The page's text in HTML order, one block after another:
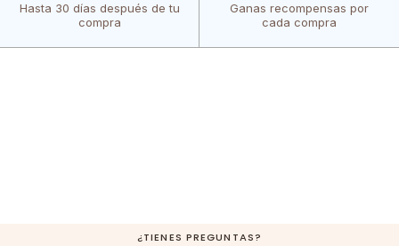
Hasta 30 días después de tu
compra
Ganas recompensas por
cada compra
¿TIENES PREGUNTAS?